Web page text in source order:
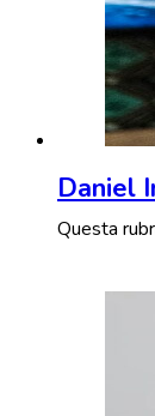
Daniel
Questa